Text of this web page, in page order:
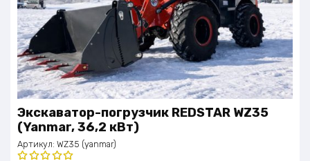
Экскаватор-погрузчик REDSTAR WZ35
(Yanmar, 36,2 кВт)
Артикул: WZ35 (yanmar)